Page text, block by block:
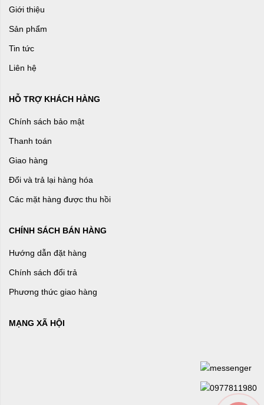
Giới thiệu
Sản phẩm
Tin tức
Liên hệ
HỖ TRỢ KHÁCH HÀNG
Chính sách bảo mật
Thanh toán
Giao hàng
Đổi và trả lại hàng hóa
Các mặt hàng được thu hồi
CHÍNH SÁCH BÁN HÀNG
Hướng dẫn đặt hàng
Chính sách đổi trả
Phương thức giao hàng
MẠNG XÃ HỘI